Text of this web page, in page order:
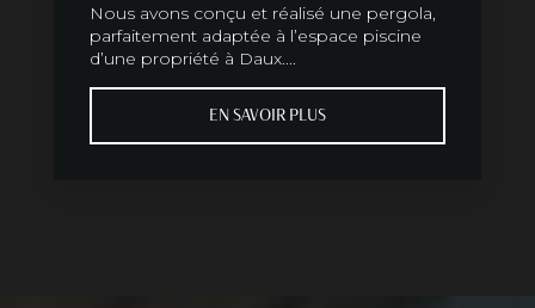
Nous avons conçu et réalisé une pergola,
parfaitement adaptée à l’espace piscine
d’une propriété à Daux....
EN SAVOIR PLUS